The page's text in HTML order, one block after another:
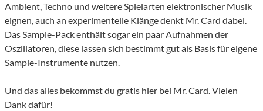
Ambient, Techno und weitere Spielarten elektronischer Musik
eignen, auch an experimentelle Klänge denkt Mr. Card dabei.
Das Sample-Pack enthält sogar ein paar Aufnahmen der
Oszillatoren, diese lassen sich bestimmt gut als Basis für eigene
Sample-Instrumente nutzen.
Und das alles bekommst du gratis hier bei Mr. Card. Vielen
Dank dafür!